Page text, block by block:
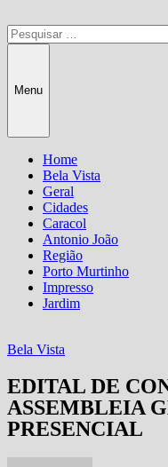
Pesquisar
por:
Menu
Home
Bela Vista
Geral
Cidades
Caracol
Antonio João
Região
Porto Murtinho
Impresso
Jardim
Bela Vista
EDITAL DE
ASSEMBLEIA
PRESENCIAL